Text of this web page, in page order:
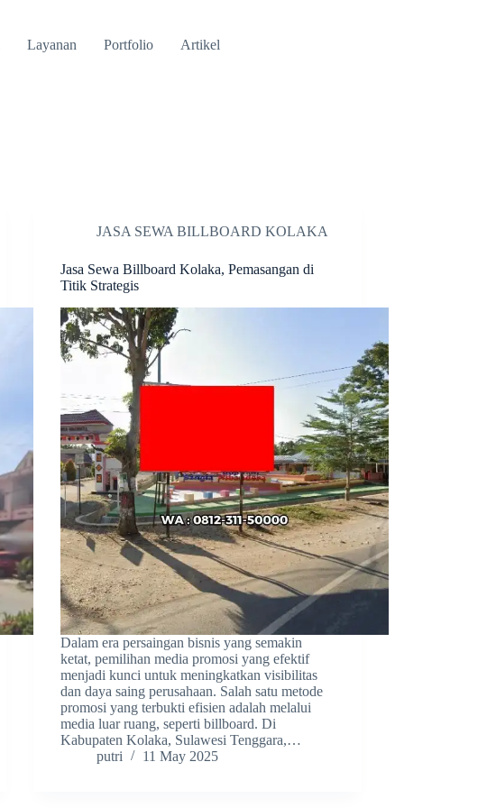
Layanan Portfolio Artikel
JASA SEWA BILLBOARD KOLAKA
Jasa Sewa Billboard Kolaka, Pemasangan di
Titik Strategis
Dalam era persaingan bisnis yang semakin
ketat, pemilihan media promosi yang efektif
menjadi kunci untuk meningkatkan visibilitas
dan daya saing perusahaan. Salah satu metode
promosi yang terbukti efisien adalah melalui
media luar ruang, seperti billboard. Di
Kabupaten Kolaka, Sulawesi Tenggara,…
putri
11 May 2025